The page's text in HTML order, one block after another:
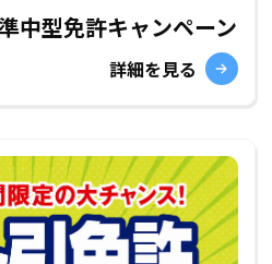
中型免許キャンペーン
詳細を見る